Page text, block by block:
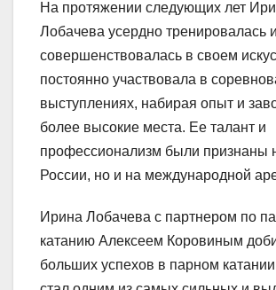
На протяжении следующих лет
Лобачева усердно тренировалась и
совершенствовалась в своем
постоянно участвовала в
выступлениях, набирая опыт и
более высокие места. Ее талант и
профессионализм были признаны
России, но и на международной
Ирина Лобачева с партнером по
катанию Алексеем Коровиным
больших успехов в парном